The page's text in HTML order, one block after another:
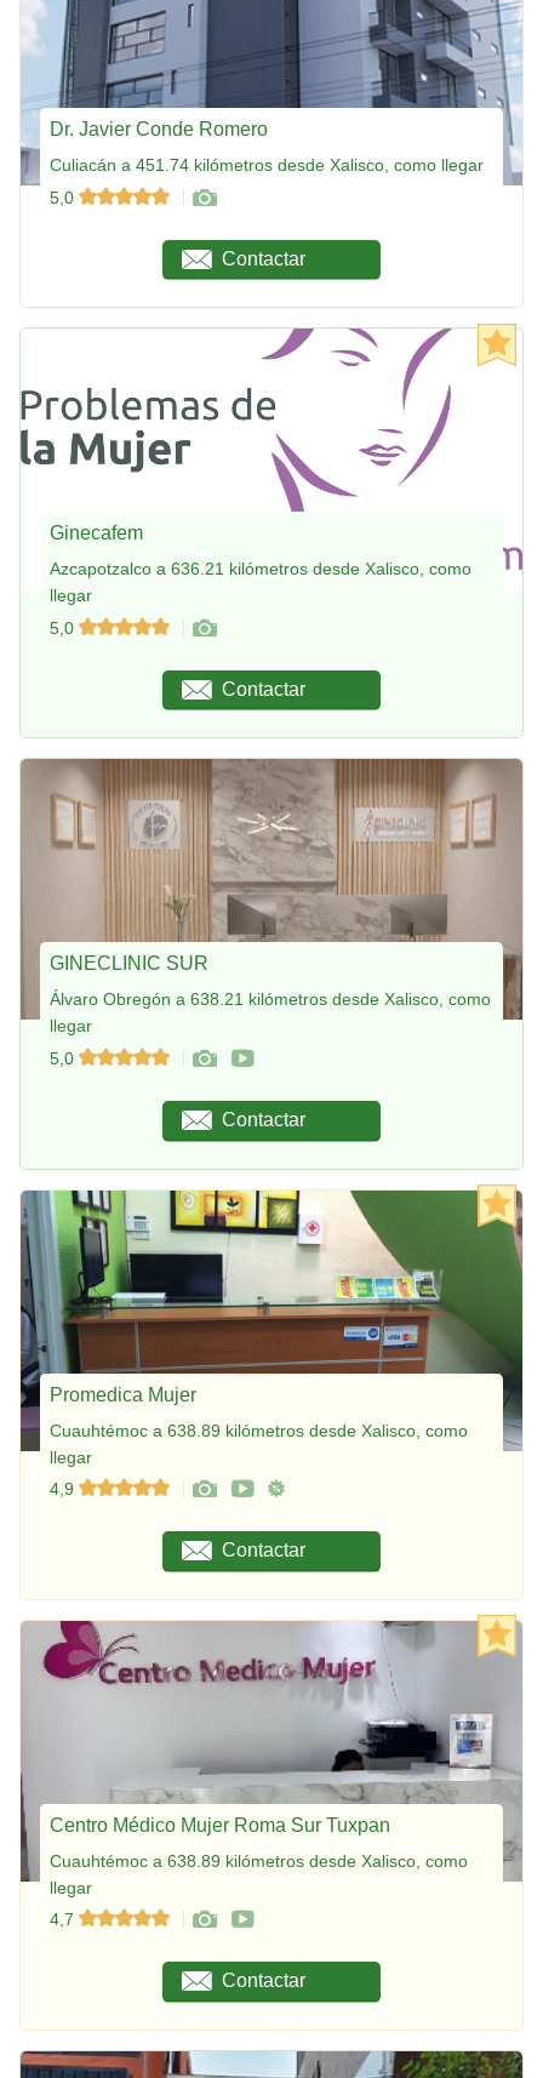
Dr. Javier Conde Romero
Culiacán a 451.74 kilómetros desde Xalisco, como llegar
5,0
Contactar
Ginecafem
Azcapotzalco a 636.21 kilómetros desde Xalisco, como
llegar
5,0
Contactar
GINECLINIC SUR
Álvaro Obregón a 638.21 kilómetros desde Xalisco, como
llegar
5,0
Contactar
Promedica Mujer
Cuauhtémoc a 638.89 kilómetros desde Xalisco, como
llegar
4,9
Contactar
Centro Médico Mujer Roma Sur Tuxpan
Cuauhtémoc a 638.89 kilómetros desde Xalisco, como
llegar
4,7
Contactar